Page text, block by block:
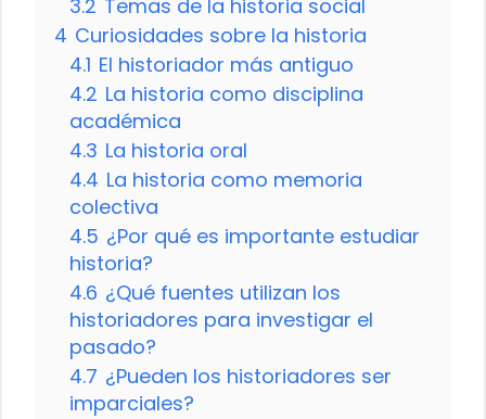
3.2 Temas de la historia social
4 Curiosidades sobre la historia
4.1 El historiador más antiguo
4.2 La historia como disciplina
académica
4.3 La historia oral
4.4 La historia como memoria
colectiva
4.5 ¿Por qué es importante estudiar
historia?
4.6 ¿Qué fuentes utilizan los
historiadores para investigar el
pasado?
4.7 ¿Pueden los historiadores ser
imparciales?